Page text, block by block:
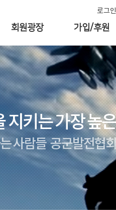
로그인
회원광장
자유게시판
회원현황
회원동정
가입/후원
회원가입 안내
후원 안내